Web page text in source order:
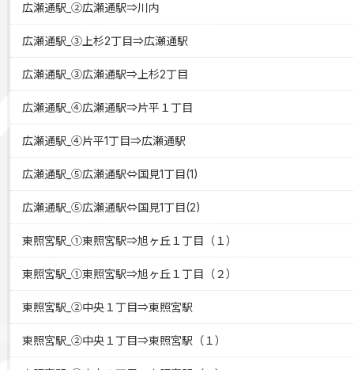
広瀬通駅_②広瀬通駅⇒川内
広瀬通駅_③上杉2丁目⇒広瀬通駅
広瀬通駅_③広瀬通駅⇒上杉2丁目
広瀬通駅_④広瀬通駅⇒片平１丁目
広瀬通駅_④片平1丁目⇒広瀬通駅
広瀬通駅_⑤広瀬通駅⇔国見1丁目(1)
広瀬通駅_⑤広瀬通駅⇔国見1丁目(2)
東照宮駅_①東照宮駅⇒旭ヶ丘１丁目（１）
東照宮駅_①東照宮駅⇒旭ヶ丘１丁目（２）
東照宮駅_②中央１丁目⇒東照宮駅
東照宮駅_②中央１丁目⇒東照宮駅（１）